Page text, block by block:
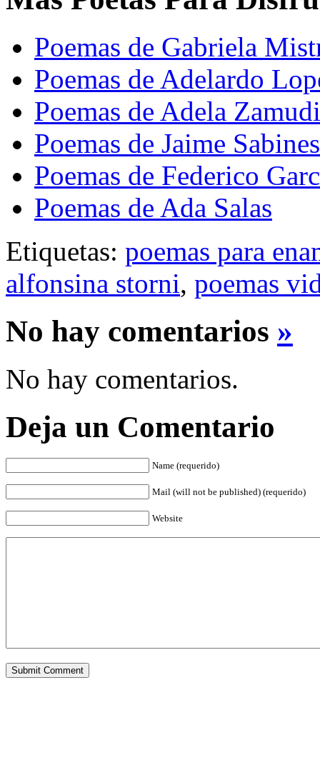
Poemas de Gabriela
Poemas de Adelardo
Poemas de Adela
Poemas de Jaime Sabines
Poemas de Federico
Poemas de Ada Salas
Etiquetas: poemas para
alfonsina storni, poemas
No hay comentarios »
No hay comentarios.
Deja un Comentario
Name (requerido)
Mail (will not be published) (requerido)
Website